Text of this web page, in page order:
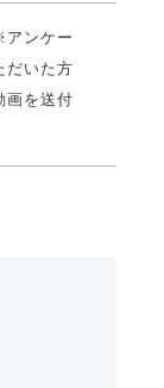
ンケー
だいた方
画を送付